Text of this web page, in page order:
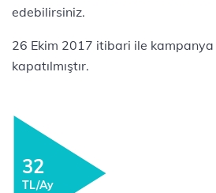
edebilirsiniz.
26 Ekim 2017 itibari ile kampanya
kapatılmıştır.
32
TL/Ay